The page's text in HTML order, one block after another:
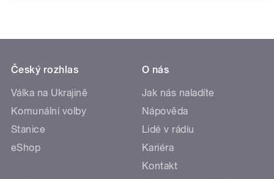
Český rozhlas
Válka na Ukrajině
Komunální volby
Stanice
eShop
O nás
Jak nás naladíte
Nápověda
Lidé v rádiu
Kariéra
Kontakt